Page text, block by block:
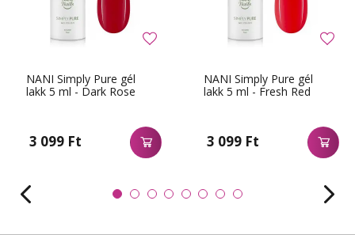
NANI Simply Pure gél
lakk 5 ml - Dark Rose
3 099 Ft
NANI Simply Pure gél
lakk 5 ml - Fresh Red
3 099 Ft